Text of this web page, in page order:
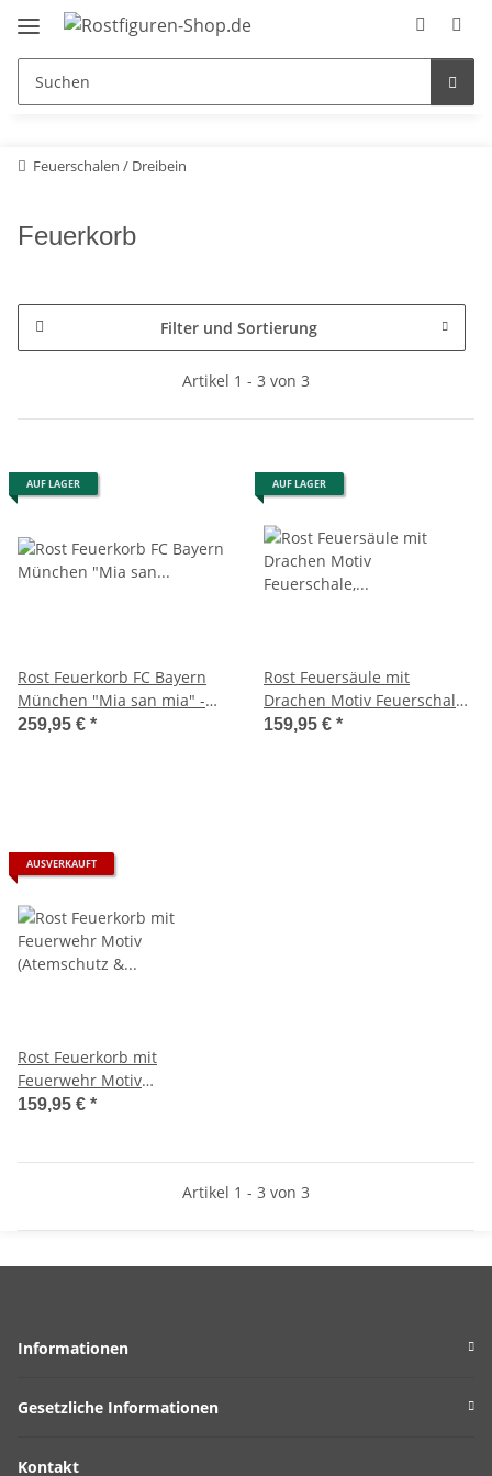
Feuerschalen / Dreibein
Feuerkorb
Filter und Sortierung
Artikel 1 - 3 von 3
AUF LAGER
Rost Feuerkorb FC Bayern
München "Mia san mia" -
Feuerschale, Feuerstelle für
259,95 € *
AUF LAGER
Rost Feuersäule mit
Drachen Motiv Feuerschale,
Feuerstelle für den Garten,
159,95 € *
AUSVERKAUFT
Rost Feuerkorb mit
Feuerwehr Motiv
(Atemschutz & Beil)
159,95 € *
Artikel 1 - 3 von 3
Informationen
Gesetzliche Informationen
Kontakt